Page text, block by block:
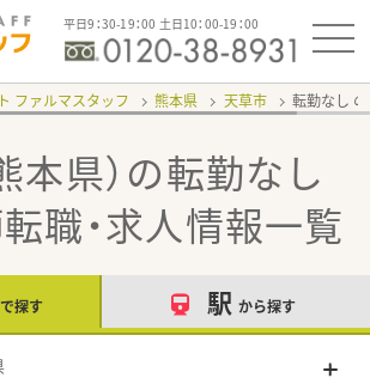
平日9：30-19：00 土日10：00-19：00
ファルマスタッフ 熊本県 天草市 転勤なし
本県）の転勤なし
職・求人情報一覧
で探す 駅 から探す